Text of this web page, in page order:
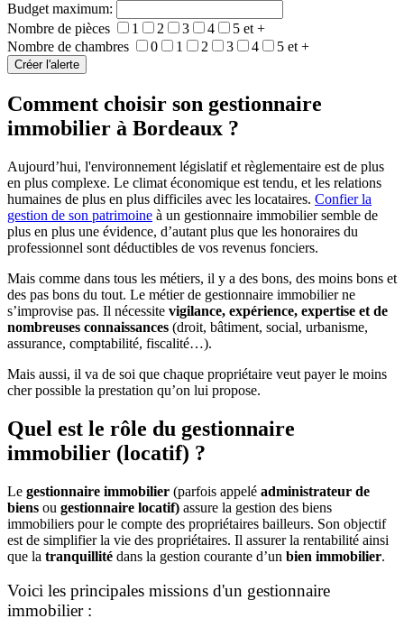
Budget maximum:
Nombre de pièces
1 2 3 4
5 et +
Nombre de chambres
0 1 2 3 4 5 et +
Comment choisir son gestionnaire
immobilier à Bordeaux ?
Aujourd’hui, l'environnement législatif et règlementaire est de plus
en plus complexe. Le climat économique est tendu, et les relations
humaines de plus en plus difficiles avec les locataires. Confier la
gestion de son patrimoine à un gestionnaire immobilier semble de
plus en plus une évidence, d’autant plus que les honoraires du
professionnel sont déductibles de vos revenus fonciers.
Mais comme dans tous les métiers, il y a des bons, des moins bons et
des pas bons du tout. Le métier de gestionnaire immobilier ne
s’improvise pas. Il nécessite vigilance, expérience, expertise et de
nombreuses connaissances (droit, bâtiment, social, urbanisme,
assurance, comptabilité, fiscalité…).
Mais aussi, il va de soi que chaque propriétaire veut payer le moins
cher possible la prestation qu’on lui propose.
Quel est le rôle du gestionnaire
immobilier (locatif) ?
Le gestionnaire immobilier (parfois appelé administrateur de
biens ou gestionnaire locatif) assure la gestion des biens
immobiliers pour le compte des propriétaires bailleurs. Son objectif
est de simplifier la vie des propriétaires. Il assurer la rentabilité ainsi
que la tranquillité dans la gestion courante d’un bien immobilier.
Voici les principales missions d'un gestionnaire
immobilier :